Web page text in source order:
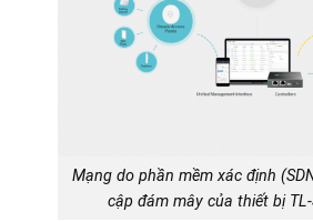
Mạng do phần mềm xác định
cập đám mây của thiết bị